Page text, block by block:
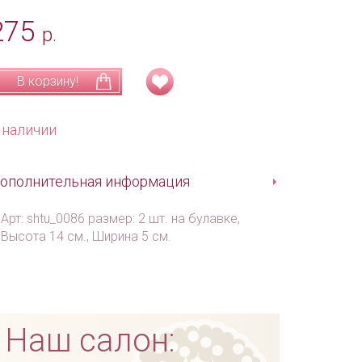
р.
В корзину!
информация
Арт: shtu_0086 размер: 2 шт. на булавке,
Высота 14 см., Ширина 5 см.
Наш салон: